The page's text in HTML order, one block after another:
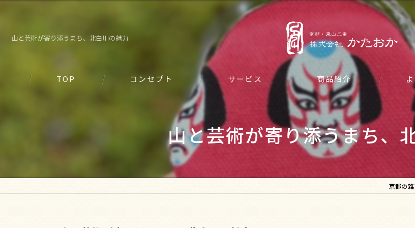
山と芸術が寄り添うまち、北白川の魅力
TOP コンセプト サービス 商品紹介
山と芸術が寄り添うまち、
京都の